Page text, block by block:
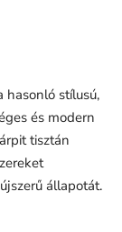
hasonló stílusú,
és modern
tisztán
állapotát.